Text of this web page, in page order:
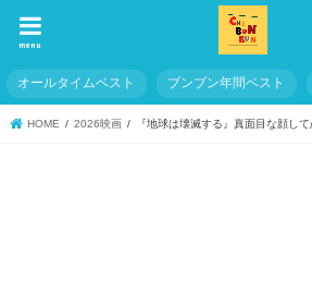
menu
オールタイムベスト ブンブン年間ベスト
HOME 2026映画 『地球は壊滅する』真面目な顔し